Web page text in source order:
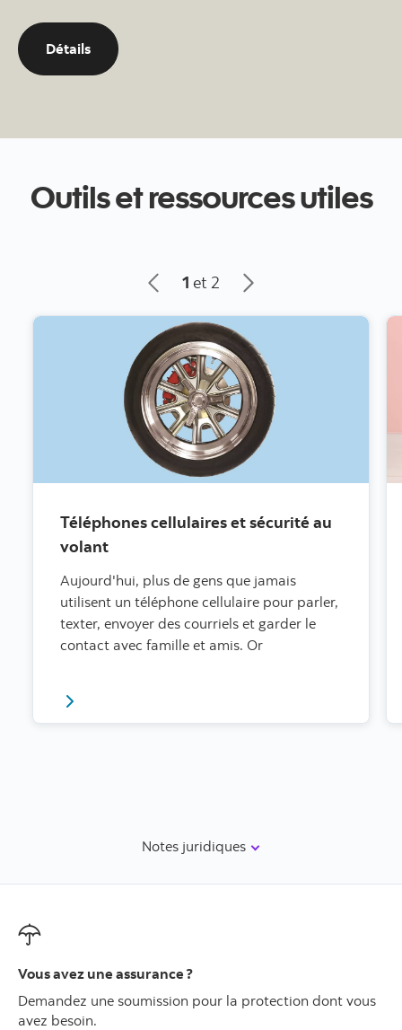
DétailsPour service 24 heures sur 24, 7 jours sur 7 en
Outils et ressources utiles
1 et 2
Téléphones cellulaires et sécurité au
volant
Aujourd'hui, plus de gens que jamais
utilisent un téléphone cellulaire pour parler,
texter, envoyer des courriels et garder le
contact avec famille et amis. Or
Ici une article sur téléphones cellulaires et sécurité
Notes juridiques
Vous avez une assurance ?
Demandez une soumission pour la protection dont vous
avez besoin.